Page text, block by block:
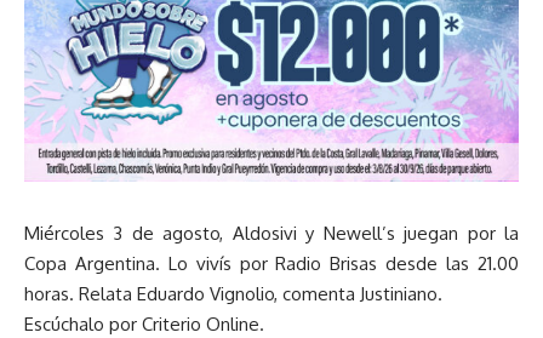
Miércoles 3 de agosto, Aldosivi y Newell’s juegan por la
Copa Argentina. Lo vivís por Radio Brisas desde las 21.00
horas. Relata Eduardo Vignolio, comenta Justiniano.
Escúchalo por Criterio Online.